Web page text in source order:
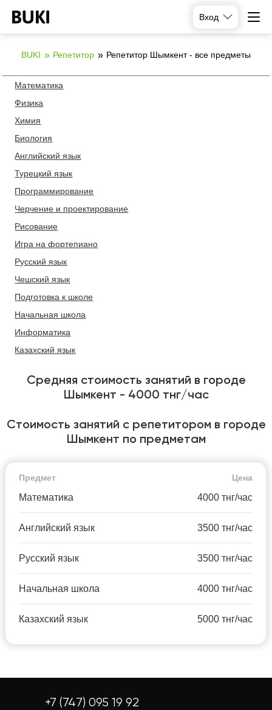
Вход
BUKI Репетитор Репетитор Шымкент - все предметы
Математика
Физика
Химия
Биология
Английский язык
Турецкий язык
Программирование
Черчение и проектирование
Рисование
Игра на фортепиано
Русский язык
Чешский язык
Подготовка к школе
Начальная школа
Информатика
Казахский язык
Средняя стоимость занятий в городе
Шымкент - 4000 тнг/час
Стоимость занятий с репетитором в городе
Шымкент по предметам
Предмет Цена
Математика 4000 тнг/час
Английский язык 3500 тнг/час
Русский язык 3500 тнг/час
Начальная школа 4000 тнг/час
Казахский язык 5000 тнг/час
+7 (747) 095 19 92